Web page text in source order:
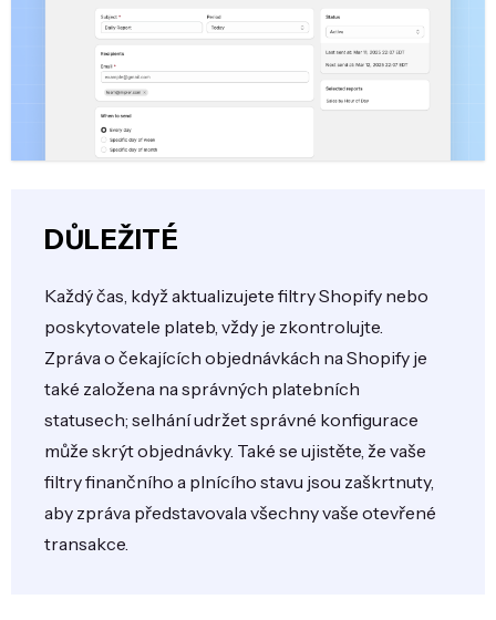
DŮLEŽITÉ
Každý čas, když aktualizujete filtry Shopify nebo
poskytovatele plateb, vždy je zkontrolujte.
Zpráva o čekajících objednávkách na Shopify je
také založena na správných platebních
statusech; selhání udržet správné konfigurace
může skrýt objednávky. Také se ujistěte, že vaše
filtry finančního a plnícího stavu jsou zaškrtnuty,
aby zpráva představovala všechny vaše otevřené
transakce.